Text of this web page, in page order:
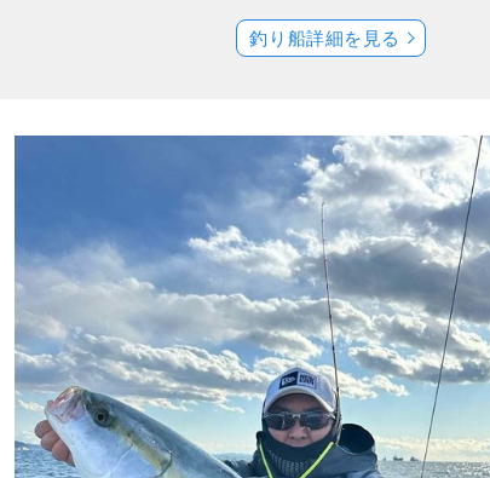
釣り船詳細を見る